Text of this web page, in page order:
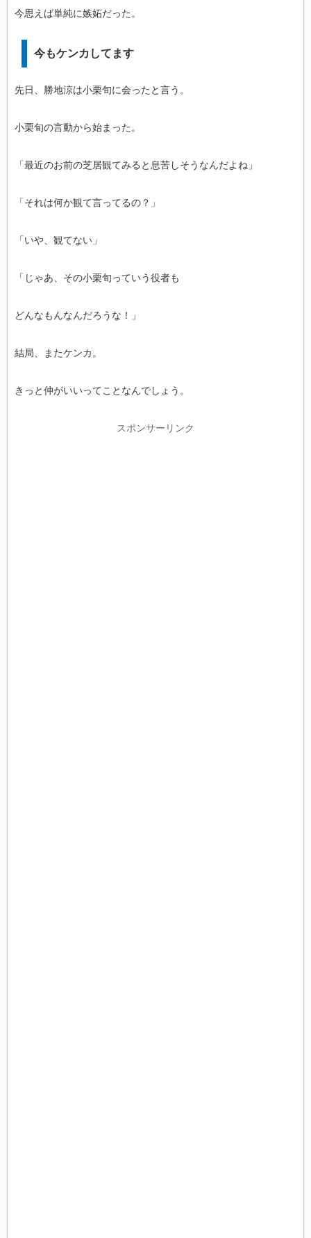
今思えば単純に嫉妬だった。
今もケンカしてます
先日、勝地涼は小栗旬に会ったと言う。
小栗旬の言動から始まった。
「最近のお前の芝居観てみると息苦しそうなんだよね」
「それは何か観て言ってるの？」
「いや、観てない」
「じゃあ、その小栗旬っていう役者も
どんなもんなんだろうな！」
結局、またケンカ。
きっと仲がいいってことなんでしょう。
スポンサーリンク